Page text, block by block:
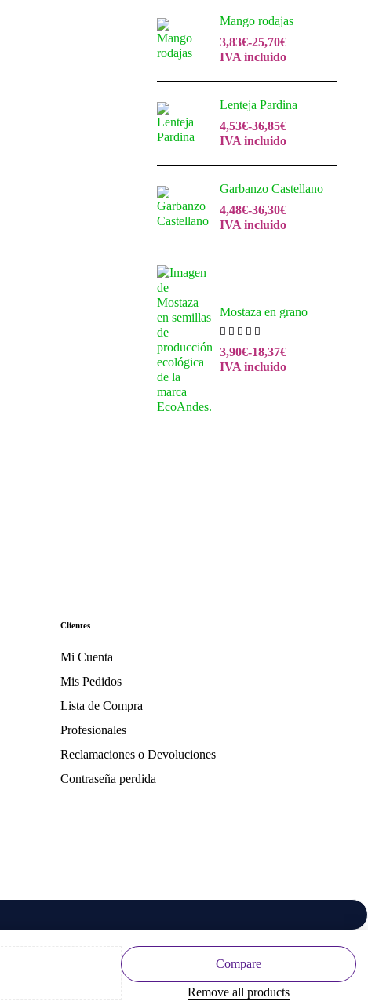
Mango rodajas
3,83€-25,70€
IVA incluido
Lenteja Pardina
4,53€-36,85€
IVA incluido
Garbanzo Castellano
4,48€-36,30€
IVA incluido
Mostaza en grano
3,90€-18,37€
IVA incluido
Clientes
Mi Cuenta
Mis Pedidos
Lista de Compra
Profesionales
Reclamaciones o Devoluciones
Contraseña perdida
Compare
Remove all products